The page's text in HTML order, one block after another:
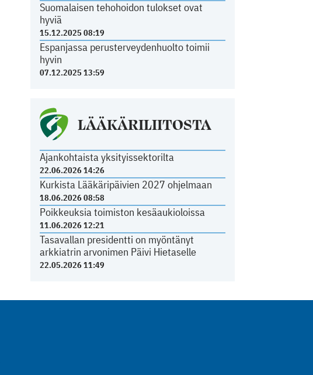
Suomalaisen tehohoidon tulokset ovat
hyviä
15.12.2025 08:19
Espanjassa perusterveydenhuolto toimii
hyvin
07.12.2025 13:59
LÄÄKÄRILIITOSTA
Ajankohtaista yksityissektorilta
22.06.2026 14:26
Kurkista Lääkäripäivien 2027 ohjelmaan
18.06.2026 08:58
Poikkeuksia toimiston kesäaukioloissa
11.06.2026 12:21
Tasavallan presidentti on myöntänyt
arkkiatrin arvonimen Päivi Hietaselle
22.05.2026 11:49